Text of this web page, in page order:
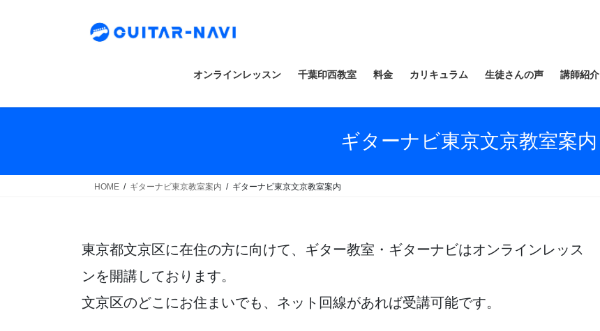
オンラインレッスン 千葉印西教室 料金 カリキュラム 生徒さんの声 講師紹介
ギターナビ東京文京教室案内
HOME ギターナビ東京教室案内 ギターナビ東京文京教室案内
東京都文京区に在住の方に向けて、ギター教室・ギターナビはオンラインレッス
ンを開講しております。
文京区のどこにお住まいでも、ネット回線があれば受講可能です。